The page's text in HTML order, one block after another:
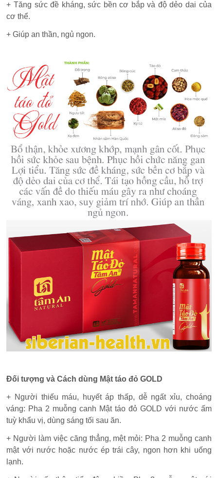
+ Tăng sức đề kháng, sức bền cơ bắp và độ dẻo dai của
cơ thể.
+ Giúp an thần, ngủ ngon.
Đối tượng và Cách dùng Mật táo đỏ GOLD
+ Người thiếu máu, huyết áp thấp, dễ ngất xỉu, choáng
váng: Pha 2 muỗng canh Mật táo đỏ GOLD với nước ấm
tuỳ khẩu vị, dùng sáng tối sau ăn.
+ Người làm việc căng thẳng, mệt mỏi: Pha 2 muỗng canh
mật với nước hoặc nước ép trái cây, ngon hơn khi uống
lạnh.